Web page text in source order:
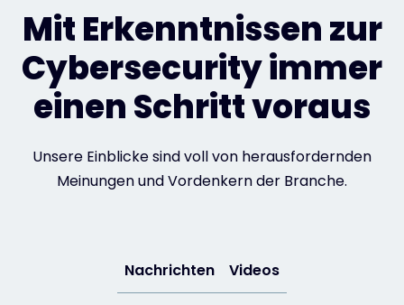
Ressourcen
Unternehmen
Partnerportal
Exclusive Access - Erfahren Sie mehr
Mit Erkenntnissen zur
Cybersecurity immer
einen Schritt voraus
Unsere Einblicke sind voll von herausfordernden
Meinungen und Vordenkern der Branche.
Nachrichten Videos